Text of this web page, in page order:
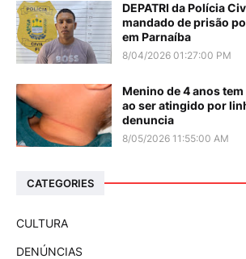
DEPATRI da Polícia
mandado de prisão
em Parnaíba
8/04/2026 01:27:00 PM
Menino de 4 anos
ao ser atingido por
denuncia
8/05/2026 11:55:00 AM
CATEGORIES
CULTURA
DENÚNCIAS